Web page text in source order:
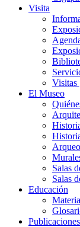
Visita
Visitas
El Museo
Salas
Salas
Educación
Publicaciones